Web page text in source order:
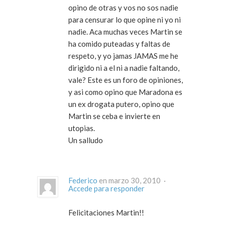
opino de otras y vos no sos nadie
para censurar lo que opine ni yo ni
nadie. Aca muchas veces Martin se
ha comido puteadas y faltas de
respeto, y yo jamas JAMAS me he
dirigido ni a el ni a nadie faltando,
vale? Este es un foro de opiniones,
y asi como opino que Maradona es
un ex drogata putero, opino que
Martin se ceba e invierte en
utopias.
Un salludo
Federico
en marzo 30, 2010 ·
Accede para responder
Felicitaciones Martin!!